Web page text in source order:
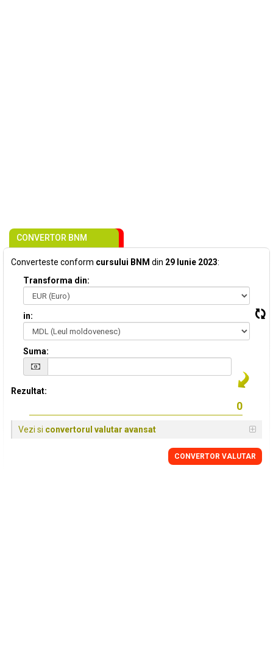
CONVERTOR BNM
Converteste conform cursului BNM din 29 Iunie 2023:
Transforma din:
in:
Suma:
Rezultat:
Vezi si convertorul valutar avansat
CONVERTOR VALUTAR